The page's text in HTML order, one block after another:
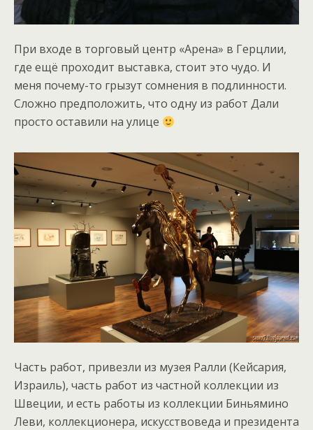
При входе в торговый центр «Арена» в Герцлии,
где ещё проходит выставка, стоит это чудо. И
меня почему-то грызут сомнения в подлинности.
Сложно предположить, что одну из работ Дали
просто оставили на улице
Часть работ, привезли из музея Ралли (Кейсария,
Израиль), часть работ из частной коллекции из
Швеции, и есть работы из коллекции Биньямино
Леви, коллекционера, искусствоведа и президента